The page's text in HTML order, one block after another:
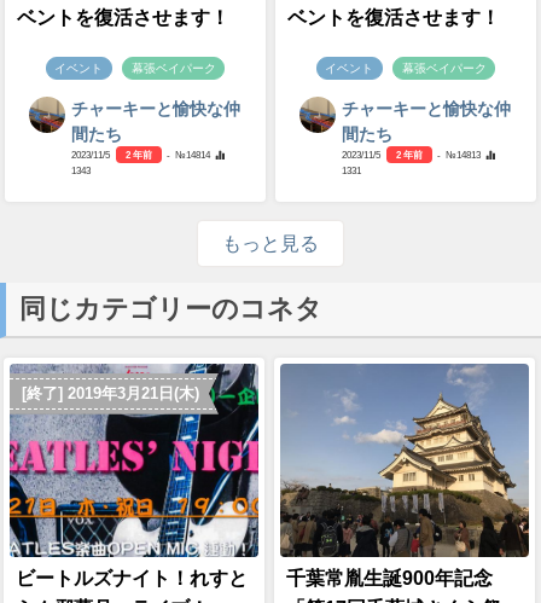
ベントを復活させます！
イベント 幕張ベイパーク
チャーキーと愉快な仲
間たち
2023/11/5 2 年前
- №14814
1343
ベントを復活させます！
イベント 幕張ベイパーク
チャーキーと愉快な仲
間たち
2023/11/5 2 年前
- №14813
1331
もっと見る
同じカテゴリーのコネタ
[終了] 2019年3月21日(木)
ビートルズナイト！れすと
千葉常胤生誕900年記念